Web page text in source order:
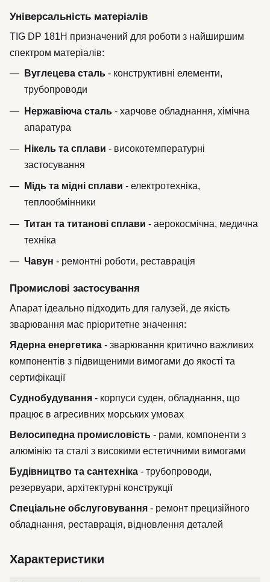
Універсальність матеріалів
TIG DP 181H призначений для роботи з найширшим
спектром матеріалів:
Вуглецева сталь - конструктивні елементи,
трубопроводи
Нержавіюча сталь - харчове обладнання, хімічна
апаратура
Нікель та сплави - високотемпературні
застосування
Мідь та мідні сплави - електротехніка,
теплообмінники
Титан та титанові сплави - аерокосмічна, медична
техніка
Чавун - ремонтні роботи, реставрація
Промислові застосування
Апарат ідеально підходить для галузей, де якість
зварювання має пріоритетне значення:
Ядерна енергетика - зварювання критично важливих
компонентів з підвищеними вимогами до якості та
сертифікації
Суднобудування - корпуси суден, обладнання, що
працює в агресивних морських умовах
Велосипедна промисловість - рами, компоненти з
алюмінію та сталі з високими естетичними вимогами
Будівництво та сантехніка - трубопроводи,
резервуари, архітектурні конструкції
Спеціальне обслуговування - ремонт прецизійного
обладнання, реставрація, відновлення деталей
Характеристики